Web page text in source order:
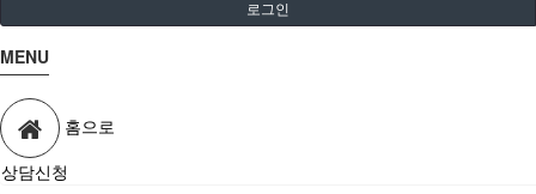
로그인
MENU
홈으로
상담신청